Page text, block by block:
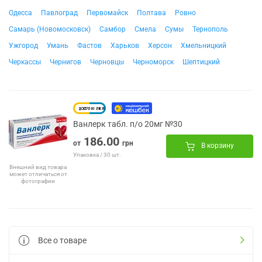
Одесса
Павлоград Первомайск Полтава
Ровно
Самарь (Новомосковск)
Самбор Смела Сумы
Тернополь
Ужгород
Умань Фастов Харьков Херсон
Хмельницкий
Черкассы
Чернигов Черновцы Черноморск Шептицкий
Внешний вид товара
может отличаться от
фотографии
Ванлерк табл. п/о 20мг №30
от 186.00 грн
Упаковка / 30 шт.
В корзину
Все о товаре